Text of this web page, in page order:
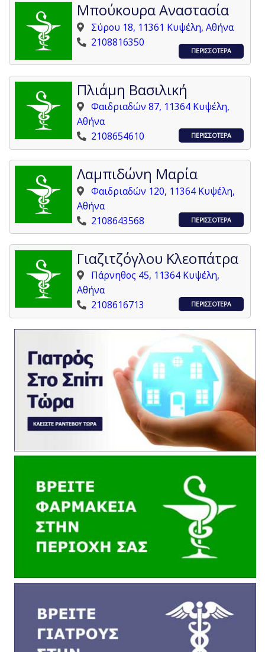
Μπούκουρα Αναστασία
Σύρου 18, 11361 Κυψέλη, Αθήνα
2108816350
ΠΕΡΙΣΣΟΤΕΡΑ
Πλιάμη Βασιλική
Φαιδριαδών 87, 11364 Κυψέλη,
Αθήνα
2108654610
ΠΕΡΙΣΣΟΤΕΡΑ
Λαμπιδώνη Μαρία
Φαιδριαδών 120, 11364 Κυψέλη,
Αθήνα
2108643568
ΠΕΡΙΣΣΟΤΕΡΑ
Γιαζιτζόγλου Κλεοπάτρα
Πάρνηθος 45, 11364 Κυψέλη,
Αθήνα
2108616713
ΠΕΡΙΣΣΟΤΕΡΑ